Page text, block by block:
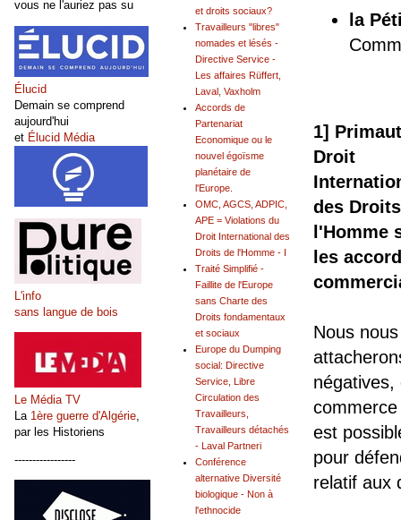
la
1]
Droit
des
l'Homme
les
Nous nous
négatives,
est
pour
relatif aux
et droits sociaux?
Travailleurs "libres"
nomades et lésés -
Directive Service -
Les affaires Rüffert,
Laval, Vaxholm
Accords de
Partenariat
Economique ou le
nouvel égoïsme
planétaire de
l'Europe.
OMC, AGCS, ADPIC,
APE = Violations du
Droit International des
Droits de l'Homme - I
Traité Simplifié -
Faillite de l'Europe
sans Charte des
Droits fondamentaux
et sociaux
Europe du Dumping
social: Directive
Service, Libre
Circulation des
Travailleurs,
Travailleurs détachés
- Laval Partneri
Conférence
alternative Diversité
biologique - Non à
l'ethnocide
vous ne l'auriez pas su
Élucid
Demain se comprend
aujourd'hui
et Élucid Média
L'info
sans langue de bois
Le Média TV
La 1ère guerre d'Algérie
par les Historiens
-----------------